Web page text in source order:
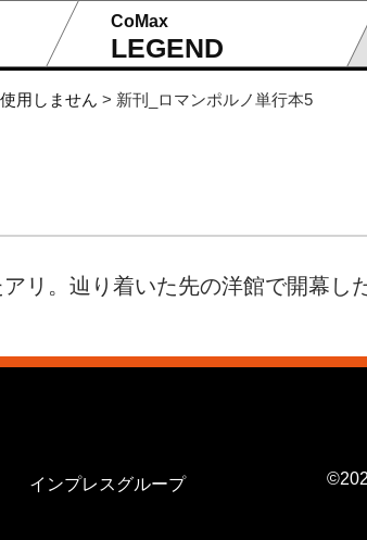
CoMax
LEGEND
用しません > 新刊_ロマンポルノ単行本5
リ。辿り着いた先の洋館で開幕し
インプレスグループ